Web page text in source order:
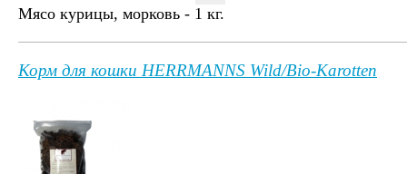
Мясо курицы, морковь - 1 кг.
Корм для кошки HERRMANNS Wild/Bio-Karotten